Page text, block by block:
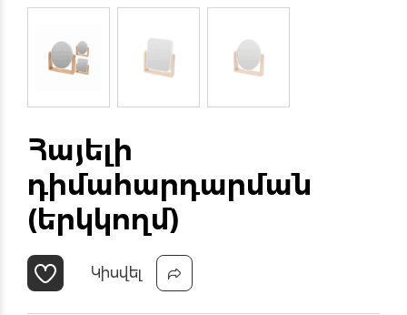
Հայելի
դիմահարդարման
(երկկողմ)
Կիսվել